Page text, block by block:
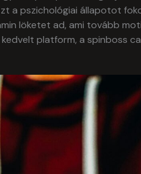
a pszichológiai állapotot
löketet ad, ami tovább
platform, a spinboss